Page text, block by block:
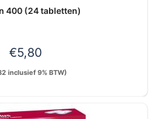
400 (24 tabletten)
€5,80
inclusief 9% BTW)